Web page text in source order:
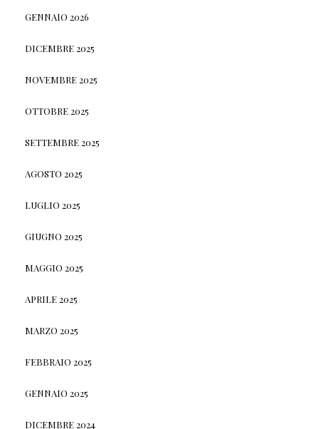
GENNAIO 2026
DICEMBRE 2025
NOVEMBRE 2025
OTTOBRE 2025
SETTEMBRE 2025
AGOSTO 2025
LUGLIO 2025
GIUGNO 2025
MAGGIO 2025
APRILE 2025
MARZO 2025
FEBBRAIO 2025
GENNAIO 2025
DICEMBRE 2024